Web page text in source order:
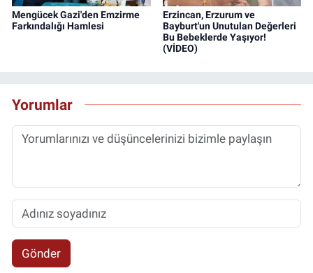
Mengücek Gazi'den Emzirme
Farkındalığı Hamlesi
Erzincan, Erzurum ve
Bayburt'un Unutulan Değerleri
Bu Bebeklerde Yaşıyor!
(VİDEO)
Yorumlar
Gönder